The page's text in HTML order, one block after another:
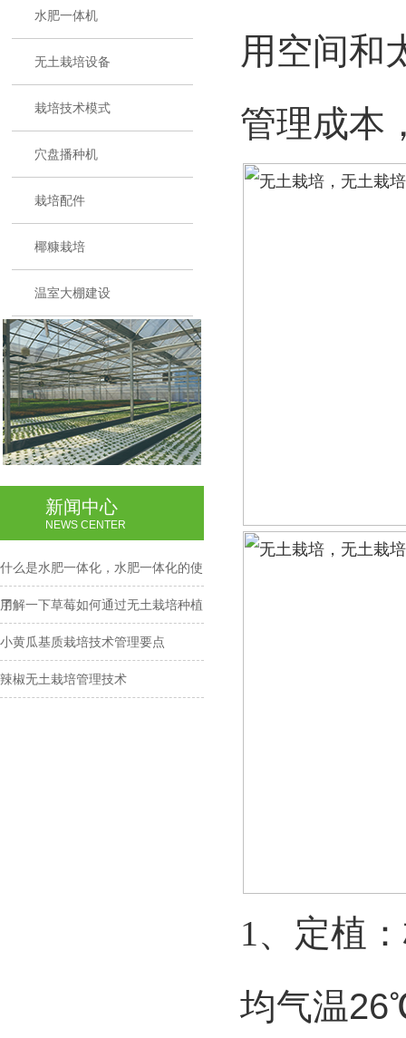
水肥一体机
无土栽培设备
栽培技术模式
穴盘播种机
栽培配件
椰糠栽培
温室大棚建设
新闻中心
NEWS CENTER
什么是水肥一体化，水肥一体化的使
用
了解一下草莓如何通过无土栽培种植
小黄瓜基质栽培技术管理要点
辣椒无土栽培管理技术
用空间和
管理成本
1、 定植 ：
均气温26